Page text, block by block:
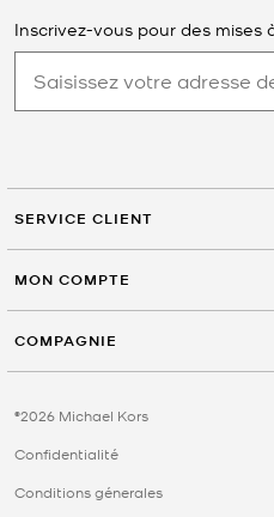
Inscrivez-vous pour des mises
SERVICE CLIENT
MON COMPTE
COMPAGNIE
©2026 Michael Kors
Confidentialité
Conditions génerales